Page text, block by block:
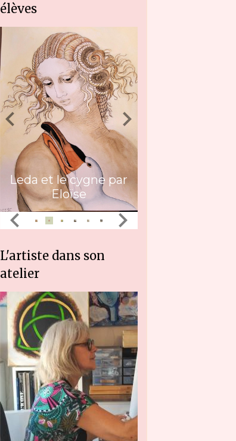
élèves
Leda et le cygne par
Eloïse
L'artiste dans son
atelier